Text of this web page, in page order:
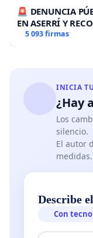
 Los
desconocemos
indicación
Festival de
la ciudadanía
efectos
vacunas o esté
mafia
Mundial de la
apoye firmando
se retire de la
🚨 DENUNCIA
EN ASERRÍ Y
5 093 firmas
INICIA
¿Hay
Los
silencio.
El autor
Describe
Con